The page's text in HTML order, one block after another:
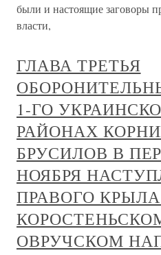
были и настоящие заговоры
власти,
ГЛАВА ТРЕТЬЯ
1-ГО
РАЙОНАХ
БРУСИЛОВ В
НОЯБРЯ
ПРАВОГО
ОВРУЧСКОМ